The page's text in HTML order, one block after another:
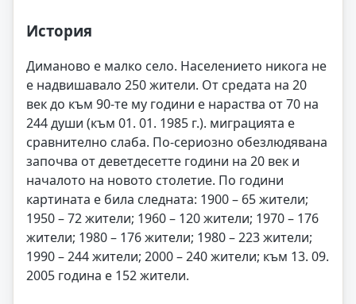
История
Диманово е малко село. Населението никога не
е надвишавало 250 жители. От средата на 20
век до към 90-те му години е нараства от 70 на
244 души (към 01. 01. 1985 г.). миграцията е
сравнително слаба. По-сериозно обезлюдявана
започва от деветдесетте години на 20 век и
началото на новото столетие. По години
картината е била следната: 1900 – 65 жители;
1950 – 72 жители; 1960 – 120 жители; 1970 – 176
жители; 1980 – 176 жители; 1980 – 223 жители;
1990 – 244 жители; 2000 – 240 жители; към 13. 09.
2005 година е 152 жители.